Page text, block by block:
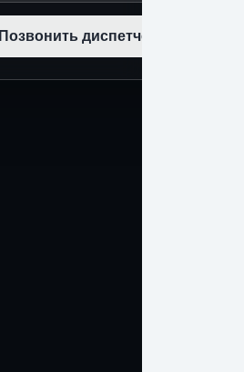
Позвонить диспетчеру